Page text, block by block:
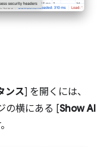
ンス] を開くには、
の横にある [Show AI